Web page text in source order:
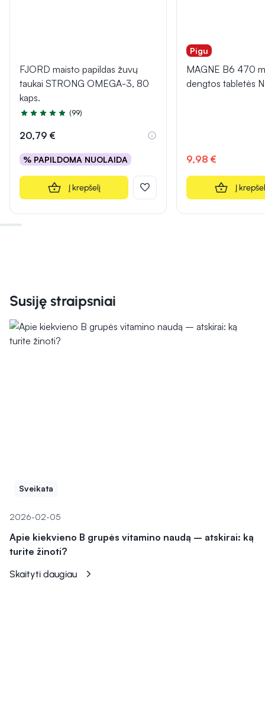
FJORD maisto papildas žuvų
taukai STRONG OMEGA-3, 80
kaps.
Įvertinimas 4.9 iš 5
(99)
20,79 €
% PAPILDOMA NUOLAIDA
Į krepšelį
Pigu
MAGNE B6 470
dengtos tabletės
9,98 €
Į
Susiję straipsniai
Sveikata
2026-02-05
Apie kiekvieno B grupės vitamino naudą – atskirai: ką
turite žinoti?
Skaityti daugiau